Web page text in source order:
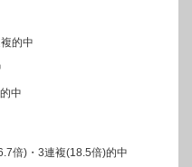
的中
中
)・3連複(18.5倍)的中